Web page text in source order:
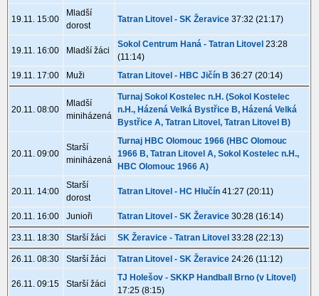
19.11. 15:00
Mladší
dorost
Tatran Litovel - SK Žeravice 37:32 (21:17)
19.11. 16:00 Mladší žáci
Sokol Centrum Haná - Tatran Litovel 23:28
(11:14)
19.11. 17:00
Muži Tatran Litovel - HBC Jičín B 36:27 (20:14)
20.11. 08:00
Mladší
miniházená
Turnaj Sokol Kostelec n.H. (Sokol Kostelec
n.H., Házená Velká Bystřice B, Házená Velká
Bystřice A, Tatran Litovel, Tatran Litovel B)
20.11. 09:00
Starší
miniházená
Turnaj HBC Olomouc 1966 (HBC Olomouc
1966 B, Tatran Litovel A, Sokol Kostelec n.H.,
HBC Olomouc 1966 A)
20.11. 14:00
Starší
dorost
Tatran Litovel - HC Hlučín 41:27 (20:11)
20.11. 16:00 Junioři Tatran Litovel - SK Žeravice 30:28 (16:14)
23.11. 18:30 Starší žáci SK Žeravice - Tatran Litovel 33:28 (22:13)
26.11. 08:30 Starší žáci Tatran Litovel - SK Žeravice 24:26 (11:12)
26.11. 09:15 Starší žáci
TJ Holešov - SKKP Handball Brno (v Litovel)
17:25 (8:15)